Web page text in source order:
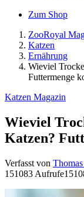
Zum Shop
ZooRoyal
Katzen
Ernährung
Wieviel
Futtermenge
Katzen Magazin
Wieviel
Katzen?
Verfasst von
151083 Aufrufe